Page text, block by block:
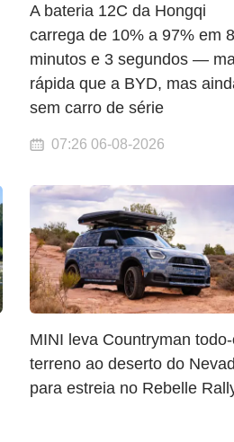
A bateria 12C da Hongqi
carrega de 10% a 97% em 8
minutos e 3 segundos —
rápida que a BYD, mas
sem carro de série
07:26 06-08-2026
MINI leva Countryman
terreno ao deserto do
para estreia no Rebelle